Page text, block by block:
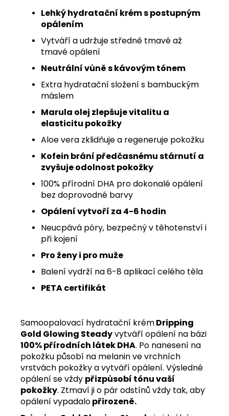
Lehký hydratační krém s postupným
opálením
Vytváří a udržuje středně tmavé až
tmavé opálení
Neutrální vůně s kávovým tónem
Extra hydratační složení s bambuckým
máslem
Marula olej zlepšuje vitalitu a
elasticitu pokožky
Aloe vera zklidňuje a regeneruje pokožku
Kofein brání předčasnému stárnutí a
zvyšuje odolnost pokožky
100% přírodní DHA pro dokonalé opálení
bez doprovodné barvy
Opálení vytvoří za 4-6 hodin
Neucpává póry, bezpečný v těhotenství i
při kojení
Pro ženy i pro muže
Balení vydrží na 6-8 aplikací celého těla
PETA certifikát
Samoopalovací hydratační krémDripping
Gold Glowing Steadyvytváří opálení na bázi
100% přírodních látek DHA. Po nanesení na
pokožku působí na melanin ve vrchních
vrstvách pokožky a vytváří opálení. Výsledné
opálení se vždy přizpůsobí tónu vaší
pokožky. Ztmaví ji o pár odstínů vždy tak, aby
opálení vypadalopřirozeně.